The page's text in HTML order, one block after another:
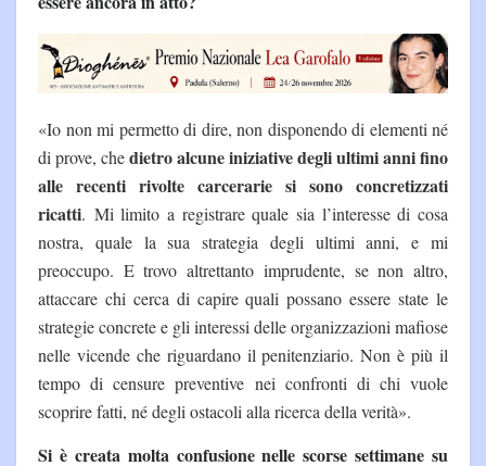
«Io non mi permetto di dire, non disponendo di elementi né
di prove, chedietro alcune iniziative degli ultimi anni fino
alle recenti rivolte carcerarie si sono concretizzati
ricatti. Mi limito a registrare quale sia l’interesse di cosa
nostra, quale la sua strategia degli ultimi anni, e mi
preoccupo. E trovo altrettanto imprudente, se non altro,
attaccare chi cerca di capire quali possano essere state le
strategie concrete e gli interessi delle organizzazioni mafiose
nelle vicende che riguardano il penitenziario. Non è più il
tempo di censure preventive nei confronti di chi vuole
scoprire fatti, né degli ostacoli alla ricerca della verità».
Si è creata molta confusione nelle scorse settimane su